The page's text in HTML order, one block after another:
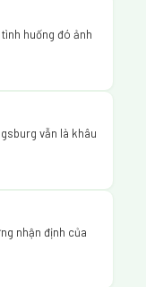
huống đó ảnh
vẫn là khâu
nhận định của